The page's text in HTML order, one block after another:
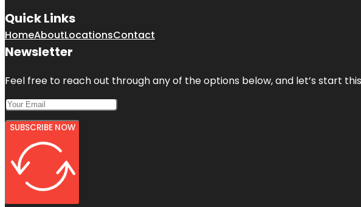
Quick Links
HomeAboutLocationsContact
Newsletter
Feel free to reach out through any of the options below, and let’s start
SUBSCRIBE NOW